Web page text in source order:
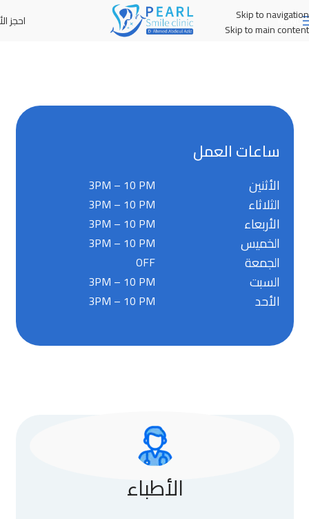
Skip to navigation
Skip to main content
MENU احجز
ساعات العمل
3PM – 10 PM الأثنين
3PM – 10 PM الثلاثاء
3PM – 10 PM الأربعاء
3PM – 10 PM الخميس
OFF الجمعة
3PM – 10 PM السبت
3PM – 10 PM الأحد
الأطباء